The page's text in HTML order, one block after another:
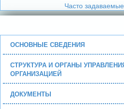
Часто
ОСНОВНЫЕ СВЕДЕНИЯ
СТРУКТУРА И ОРГАНЫ
ОРГАНИЗАЦИЕЙ
ДОКУМЕНТЫ